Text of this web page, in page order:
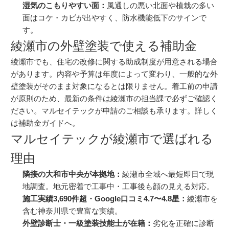
湿気のこもりやすい面： 風通しの悪い北面や植栽の多い
面はコケ・カビが出やすく、防水機能低下のサインで
す。
綾瀬市の外壁塗装で使える補助金
綾瀬市でも、住宅の改修に関する助成制度が用意される場合
があります。内容や予算は年度によって変わり、一般的な外
壁塗装がそのまま対象になるとは限りません。着工前の申請
が原則のため、最新の条件は綾瀬市の担当課で必ずご確認く
ださい。マルセイテックが申請のご相談も承ります。詳しく
は補助金ガイドへ。
マルセイテックが綾瀬市で選ばれる
理由
隣接の大和市中央が本拠地：綾瀬市全域へ最短即日で現
地調査。地元密着で工事中・工事後も顔の見える対応。
施工実績3,690件超・Google口コミ4.7〜4.8星：綾瀬市を
含む神奈川県で豊富な実績。
外壁診断士・一級塗装技能士が在籍：劣化を正確に診断